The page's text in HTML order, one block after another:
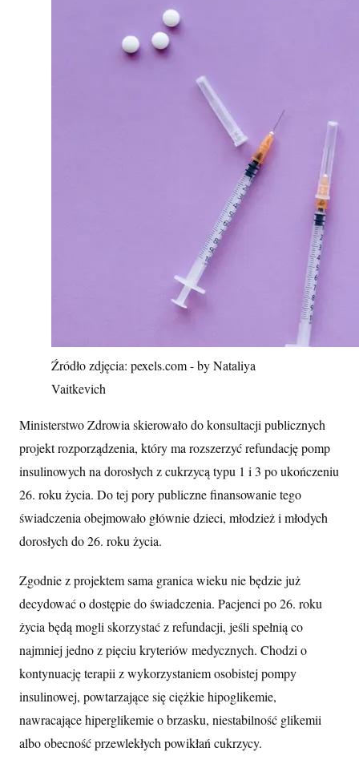
Źródło zdjęcia: pexels.com - by Nataliya
Vaitkevich
Ministerstwo Zdrowia skierowało do konsultacji publicznych
projekt rozporządzenia, który ma rozszerzyć refundację pomp
insulinowych na dorosłych z cukrzycą typu 1 i 3 po ukończeniu
26. roku życia. Do tej pory publiczne finansowanie tego
świadczenia obejmowało głównie dzieci, młodzież i młodych
dorosłych do 26. roku życia.
Zgodnie z projektem sama granica wieku nie będzie już
decydować o dostępie do świadczenia. Pacjenci po 26. roku
życia będą mogli skorzystać z refundacji, jeśli spełnią co
najmniej jedno z pięciu kryteriów medycznych. Chodzi o
kontynuację terapii z wykorzystaniem osobistej pompy
insulinowej, powtarzające się ciężkie hipoglikemie,
nawracające hiperglikemie o brzasku, niestabilność glikemii
albo obecność przewlekłych powikłań cukrzycy.